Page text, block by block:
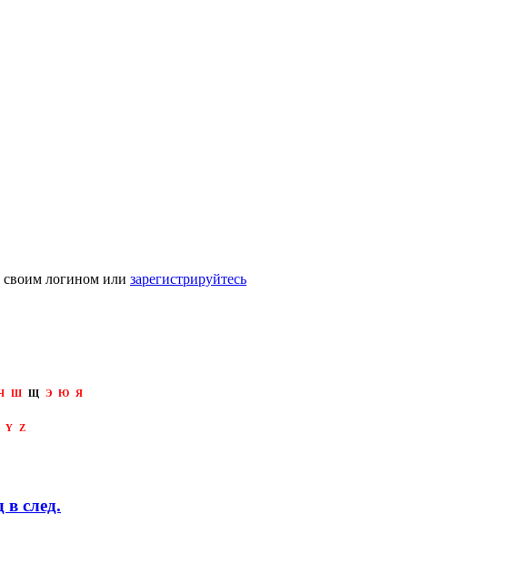
своим логином или зарегистрируйтесь
Ш Щ Э Ю Я
Y Z
в след.